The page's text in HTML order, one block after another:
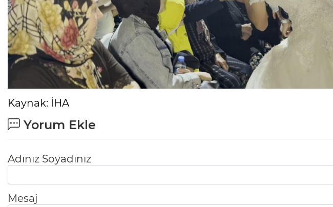
Kaynak: İHA
Yorum Ekle
Adınız Soyadınız
Mesaj